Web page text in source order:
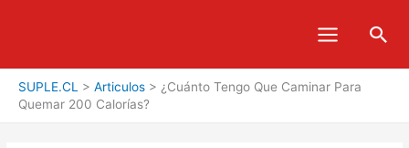
SUPLE.CL > Articulos > ¿Cuánto Tengo Que Caminar Para
Quemar 200 Calorías?